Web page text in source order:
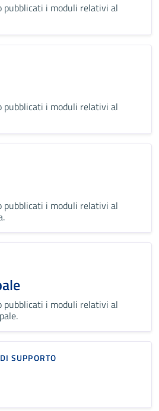
pubblicati i moduli relativi al
pubblicati i moduli relativi al
pubblicati i moduli relativi al
pubblicati i moduli relativi al
SUPPORTO